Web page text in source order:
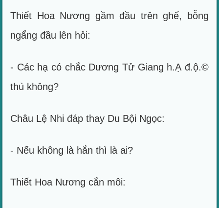
Thiết Hoa Nương gầm đầu trên ghế, bỗng
ngẩng đầu lên hỏi:
- Các hạ có chắc Dương Tử Giang h.Ạ đ.ộ.©
thủ không?
Châu Lệ Nhi đáp thay Du Bội Ngọc:
- Nếu không là hắn thì là ai?
Thiết Hoa Nương cắn môi: